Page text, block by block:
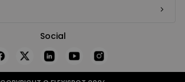
Social